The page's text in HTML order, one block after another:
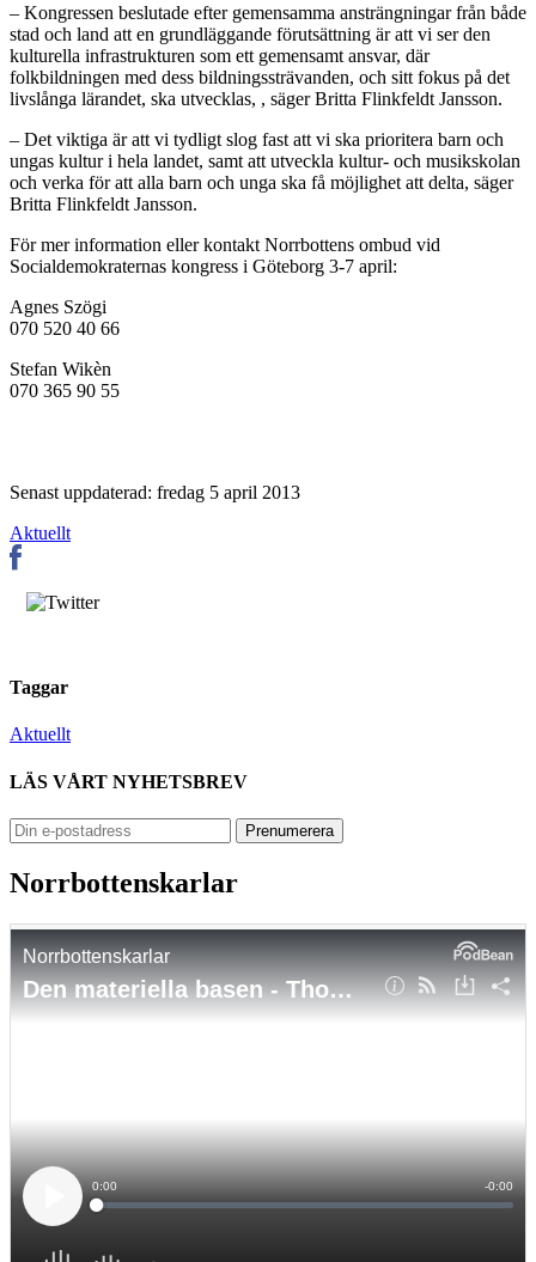
– Kongressen beslutade efter gemensamma ansträngningar från både
stad och land att en grundläggande förutsättning är att vi ser den
kulturella infrastrukturen som ett gemensamt ansvar, där
folkbildningen med dess bildningssträvanden, och sitt fokus på det
livslånga lärandet, ska utvecklas, , säger Britta Flinkfeldt Jansson.
– Det viktiga är att vi tydligt slog fast att vi ska prioritera barn och
ungas kultur i hela landet, samt att utveckla kultur- och musikskolan
och verka för att alla barn och unga ska få möjlighet att delta, säger
Britta Flinkfeldt Jansson.
För mer information eller kontakt Norrbottens ombud vid
Socialdemokraternas kongress i Göteborg 3-7 april:
Agnes Szögi
070 520 40 66
Stefan Wikèn
070 365 90 55
Senast uppdaterad: fredag 5 april 2013
Aktuellt
Taggar
Aktuellt
LÄS VÅRT NYHETSBREV
Norrbottenskarlar